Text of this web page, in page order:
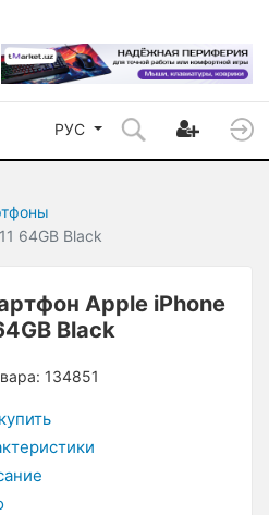
РУС
64GB Black
Apple iPhone
Black
134851